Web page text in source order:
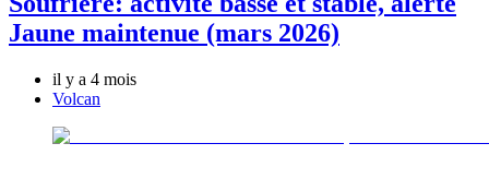
Jaune maintenue (mars 2026)
il y a 4 mois
Volcan